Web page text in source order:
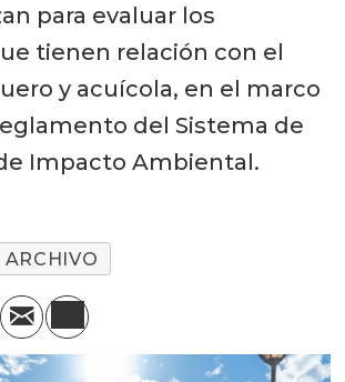
para evaluar los
tienen relación con el
y acuícola, en el marco
del Sistema de
Impacto Ambiental.
ARCHIVO